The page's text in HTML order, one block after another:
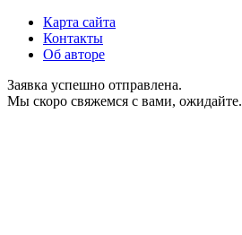
Карта сайта
Контакты
Об авторе
Заявка успешно отправлена.
Мы скоро свяжемся с вами, ожидайте.